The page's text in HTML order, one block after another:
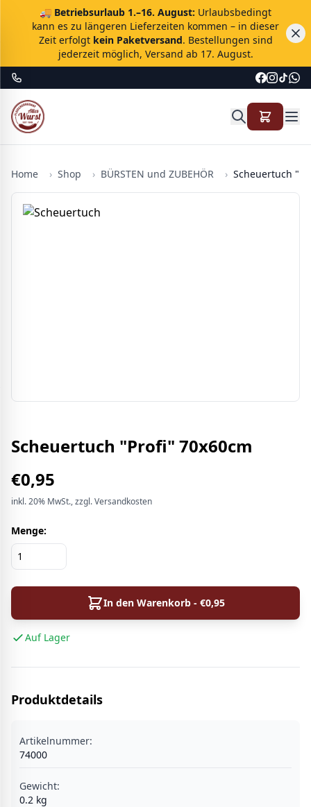
🚚 Betriebsurlaub 1.–16. August: Urlaubsbedingt
kann es zu längeren Lieferzeiten kommen – in dieser
Zeit erfolgt kein Paketversand. Bestellungen sind
jederzeit möglich, Versand ab 17. August.
Home › Shop › BÜRSTEN und ZUBEHÖR › Scheuertuch
Scheuertuch "Profi" 70x60cm
€0,95
inkl.20% MwSt., zzgl. Versandkosten
Menge:
In den Warenkorb - €0,95
Auf Lager
Produktdetails
Artikelnummer:
74000
Gewicht:
0.2 kg